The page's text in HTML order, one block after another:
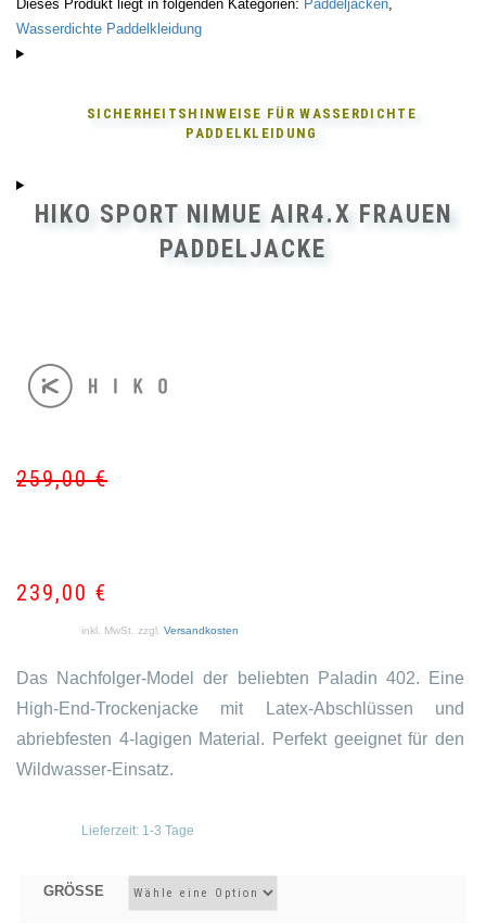
Dieses Produkt liegt in folgenden Kategorien: Paddeljacken,
Wasserdichte Paddelkleidung
SICHERHEITSHINWEISE FÜRWASSERDICHTE
PADDELKLEIDUNG
HIKO SPORT NIMUE AIR4.X FRAUEN
PADDELJACKE
259,00€
239,00 €
inkl. MwSt. zzgl. Versandkosten
Das Nachfolger-Model der beliebten Paladin 402. Eine
High-End-Trockenjacke mit Latex-Abschlüssen und
abriebfesten 4-lagigen Material. Perfekt geeignet für den
Wildwasser-Einsatz.
Lieferzeit: 1-3 Tage
GRÖSSE